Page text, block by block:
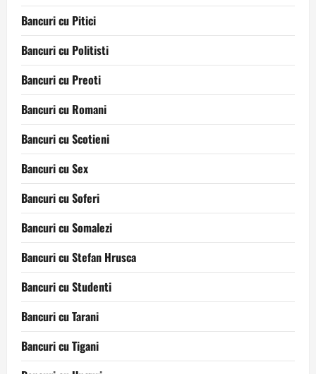
Bancuri cu Pitici
Bancuri cu Politisti
Bancuri cu Preoti
Bancuri cu Romani
Bancuri cu Scotieni
Bancuri cu Sex
Bancuri cu Soferi
Bancuri cu Somalezi
Bancuri cu Stefan Hrusca
Bancuri cu Studenti
Bancuri cu Tarani
Bancuri cu Tigani